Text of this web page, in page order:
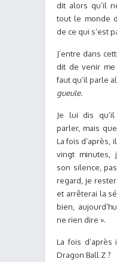
dit alors qu’il
tout le monde
de ce qui s’est
J’entre dans
dit de venir me
faut qu’il parle
gueule.
Je lui dis
parler, mais
La fois d’après,
vingt minutes,
son silence,
regard, je
et arrêterai la
bien,
ne rien dire ».
La fois
Dragon Ball Z ?